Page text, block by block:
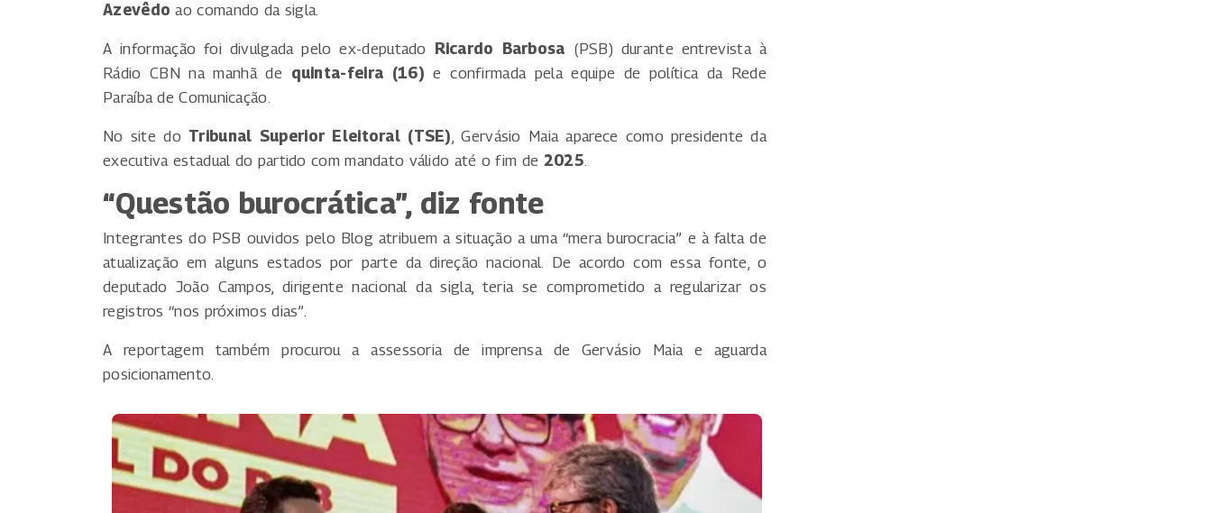
Azevêdo ao comando da sigla.
A informação foi divulgada pelo ex-deputado Ricardo Barbosa (PSB) durante entrevista à
Rádio CBN na manhã de quinta-feira (16) e confirmada pela equipe de política da Rede
Paraíba de Comunicação.
No site do Tribunal Superior Eleitoral (TSE), Gervásio Maia aparece como presidente da
executiva estadual do partido com mandato válido até o fim de 2025.
“Questão burocrática”, diz fonte
Integrantes do PSB ouvidos pelo Blog atribuem a situação a uma “mera burocracia” e à falta de
atualização em alguns estados por parte da direção nacional. De acordo com essa fonte, o
deputado João Campos, dirigente nacional da sigla, teria se comprometido a regularizar os
registros “nos próximos dias”.
A reportagem também procurou a assessoria de imprensa de Gervásio Maia e aguarda
posicionamento.